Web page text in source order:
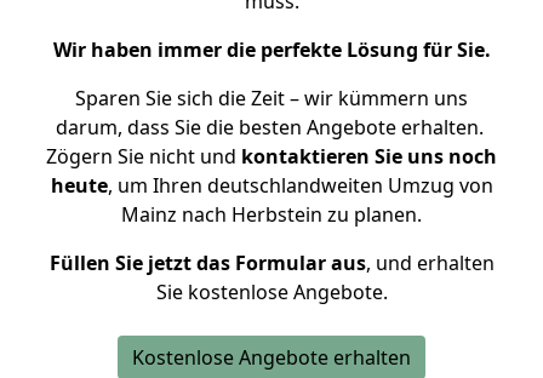
Wir haben immer die perfekte Lösung für Sie.
Sparen Sie sich die Zeit – wir kümmern uns
darum, dass Sie die besten Angebote erhalten.
Zögern Sie nicht und kontaktieren Sie uns noch
heute, um Ihren deutschlandweiten Umzug von
Mainz nach Herbstein zu planen.
Füllen Sie jetzt das Formular aus, und erhalten
Sie kostenlose Angebote.
Kostenlose Angebote erhalten